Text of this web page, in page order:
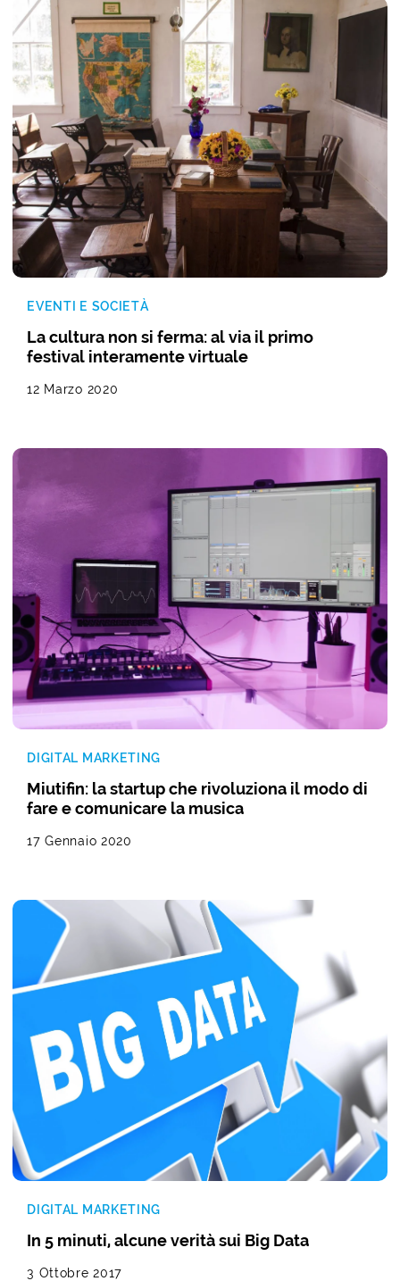
EVENTI E SOCIETÀ
La cultura non si ferma: al via il primo
festival interamente virtuale
12 Marzo 2020
DIGITAL MARKETING
Miutifin: la startup che rivoluziona il modo di
fare e comunicare la musica
17 Gennaio 2020
DIGITAL MARKETING
In 5 minuti, alcune verità sui Big Data
3 Ottobre 2017